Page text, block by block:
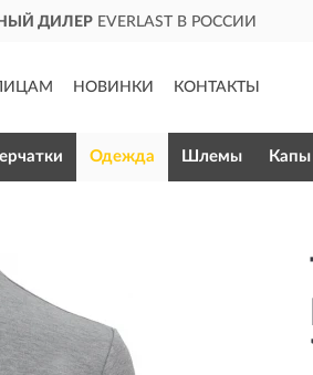
EVERLAST В РОССИИ
НОВИНКИ КОНТАКТЫ
Одежда Шлемы Капы